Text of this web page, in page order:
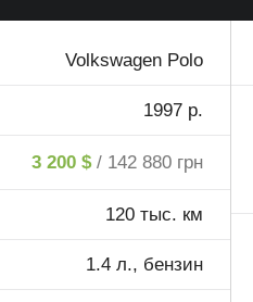
Volkswagen Polo
1997 р.
3 200 $ / 142 880 грн
120 тыс. км
1.4 л., бензин